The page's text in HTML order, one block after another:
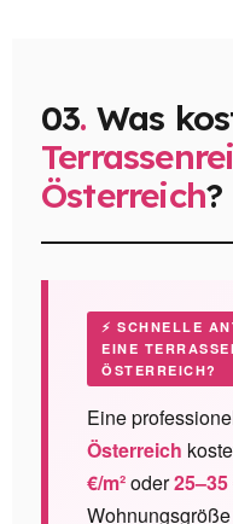
03. Was
Österreich?
⚡ SCHNELLE
EINE
ÖSTERREICH?
Eine
Österreich
€/m²oder